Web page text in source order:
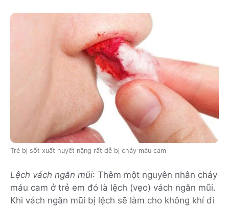
Trẻ bị sốt xuất huyết nặng rất dễ bị chảy máu cam
Lệch vách ngăn mũi: Thêm một nguyên nhân chảy
máu cam ở trẻ em đó là lệch (vẹo) vách ngăn mũi.
Khi vách ngăn mũi bị lệch sẽ làm cho không khí đi